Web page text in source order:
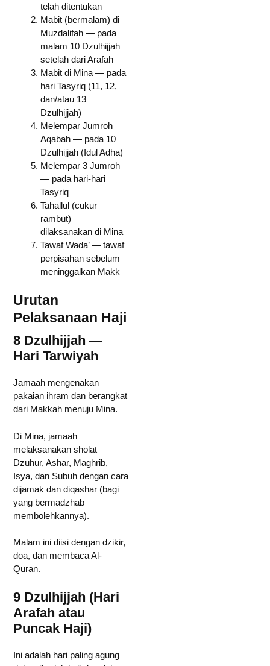
telah ditentukan
Mabit (bermalam) di
Muzdalifah — pada
malam 10 Dzulhijjah
setelah dari Arafah
Mabit di Mina — pada
hari Tasyriq (11, 12,
dan/atau 13
Dzulhijjah)
Melempar Jumroh
Aqabah — pada 10
Dzulhijjah (Idul Adha)
Melempar 3 Jumroh
— pada hari-hari
Tasyriq
Tahallul (cukur
rambut) —
dilaksanakan di Mina
Tawaf Wada’ — tawaf
perpisahan sebelum
meninggalkan Makk
Urutan
Pelaksanaan Haji
8 Dzulhijjah —
Hari Tarwiyah
Jamaah mengenakan
pakaian ihram dan berangkat
dari Makkah menuju Mina.
Di Mina, jamaah
melaksanakan sholat
Dzuhur, Ashar, Maghrib,
Isya, dan Subuh dengan cara
dijamak dan diqashar (bagi
yang bermadzhab
membolehkannya).
Malam ini diisi dengan dzikir,
doa, dan membaca Al-
Quran.
9 Dzulhijjah (Hari
Arafah atau
Puncak Haji)
Ini adalah hari paling agung